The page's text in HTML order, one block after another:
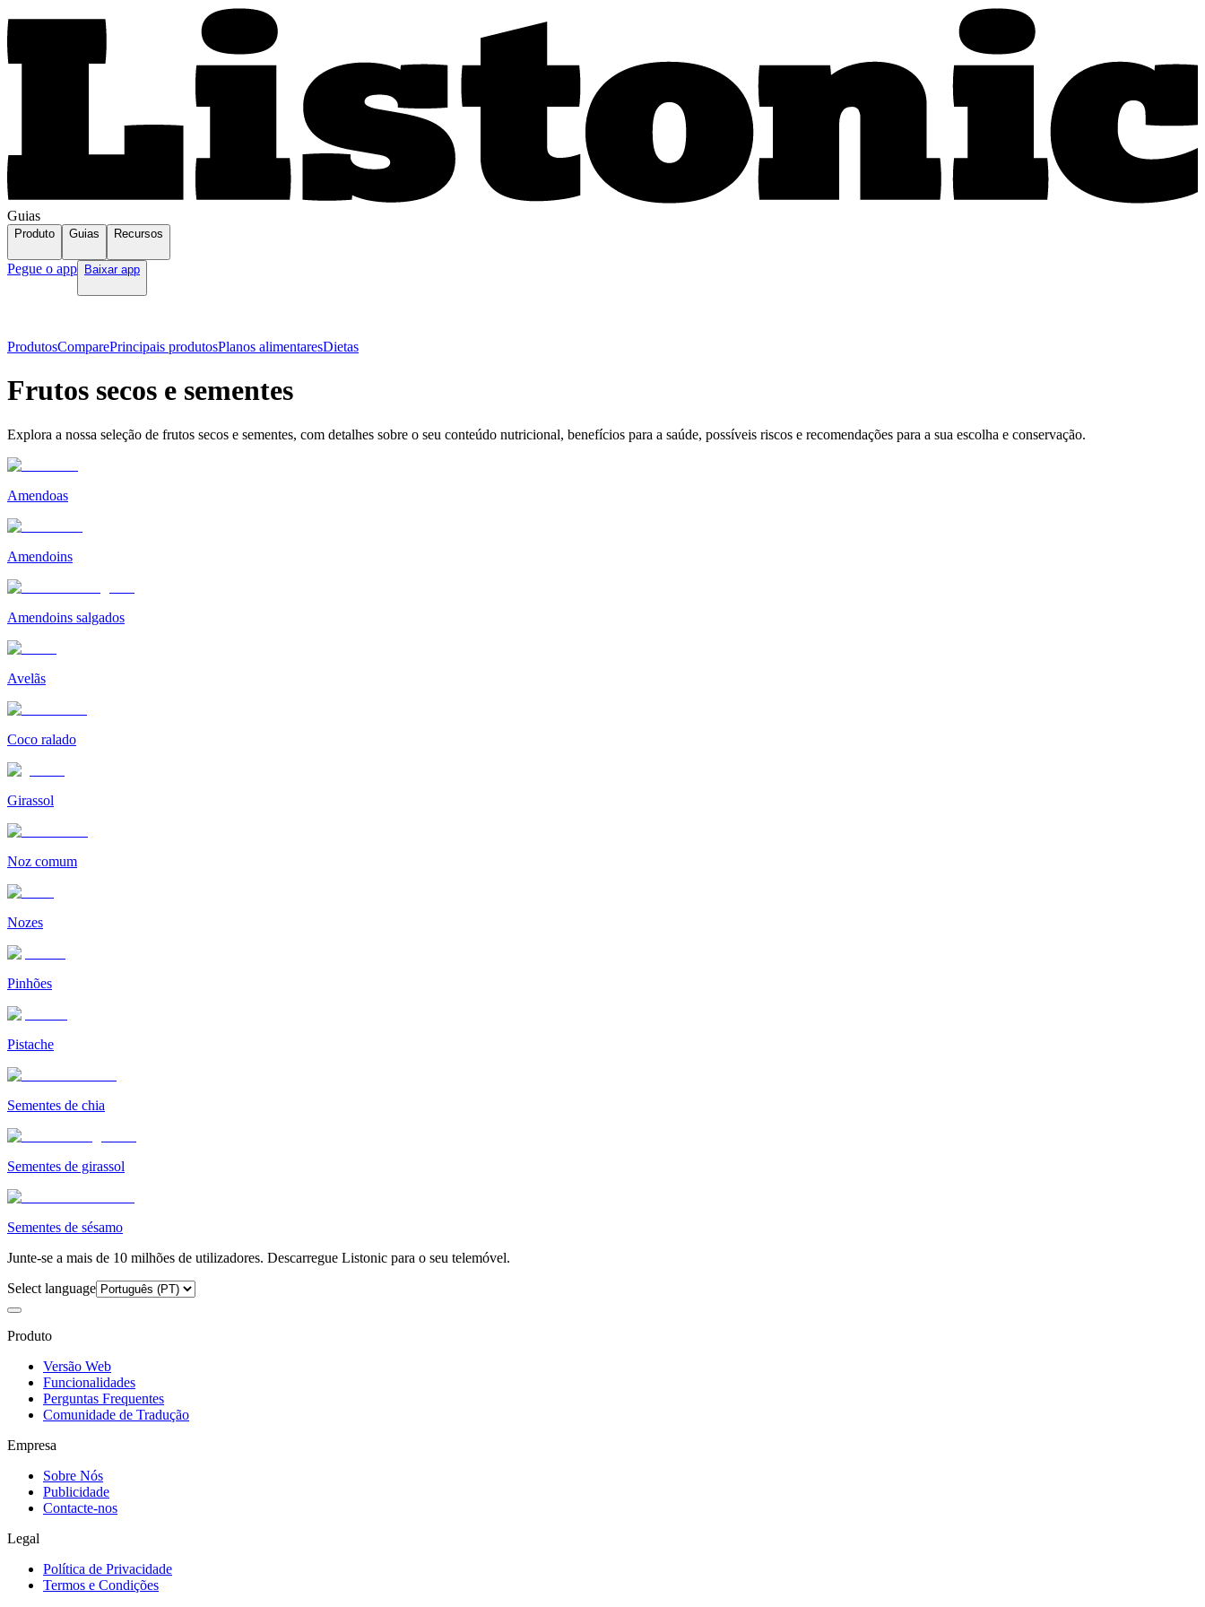
Guias
Produto Guias Recursos
Pegue o app Baixar app
ProdutosComparePrincipais produtosPlanos alimentaresDietas
Frutos secos e sementes
Explora a nossa seleção de frutos secos e sementes, com detalhes sobre o seu conteúdo nutricional, benefícios para a saúde, possíveis riscos e recomendações para a sua escolha e conservação.
Amendoas
Amendoins
Amendoins salgados
Avelãs
Coco ralado
Girassol
Noz comum
Nozes
Pinhões
Pistache
Sementes de chia
Sementes de girassol
Sementes de sésamo
Junte-se a mais de 10 milhões de utilizadores. Descarregue Listonic para o seu telemóvel.
Select language
Produto
Versão Web
Funcionalidades
Perguntas Frequentes
Comunidade de Tradução
Empresa
Sobre Nós
Publicidade
Contacte-nos
Legal
Política de Privacidade
Termos e Condições